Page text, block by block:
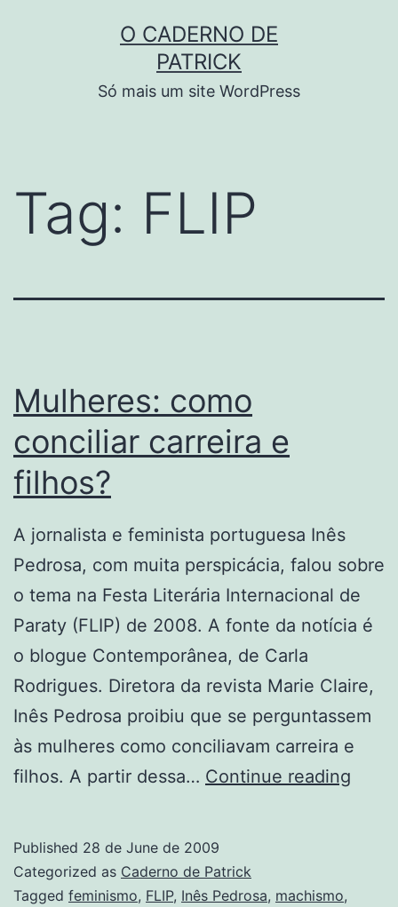
O CADERNO DE
PATRICK
Só mais um site WordPress
Tag: FLIP
Mulheres: como
conciliar carreira e
filhos?
A jornalista e feminista portuguesa Inês
Pedrosa, com muita perspicácia, falou sobre
o tema na Festa Literária Internacional de
Paraty (FLIP) de 2008. A fonte da notícia é
o blogue Contemporânea, de Carla
Rodrigues. Diretora da revista Marie Claire,
Inês Pedrosa proibiu que se perguntassem
às mulheres como conciliavam carreira e
filhos. A partir dessa… Continue reading
Published 28 de June de 2009
Categorized as Caderno de Patrick
Tagged feminismo, FLIP, Inês Pedrosa, machismo,